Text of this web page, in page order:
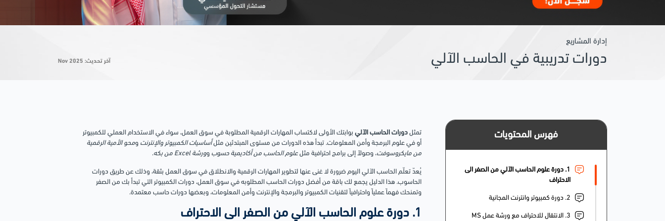
إدارة المشاريع
دورات تدريبية في الحاسب الآلي آخر تحديث: Nov 2025
فهرس المحتويات
1. دورة علوم الحاسب الآلي من الصفر الى
الاحتراف
2. دورة كمبيوتر وانترنت المجانية
3. الانتقال للاحتراف مع ورشة عمل MS
تمثلدورات الحاسب الآلي بوابتك الأولى لاكتساب المهارات الرقمية المطلوبة في سوق العمل، سواء في الاستخدام العملي للكمبيوتر
أو في علوم البرمجة وأمن المعلومات. تبدأ هذه الدورات من مستوى المبتدئين مثلأساسيات الكمبيوتر والإنترنت ومحو الأمية الرقمية
من مايكروسوفت، وصولاً إلى برامج احترافية مثلعلوم الحاسب من أكاديمية حسوب وورشة Excel من بكه .
يُعدّ تعلّم الحاسب الآلي اليوم ضرورة لا غنى عنها لتطوير المهارات الرقمية والانطلاق في سوق العمل بثقة، وذلك عن طريق دورات
الحاسوب. هذا الدليل يجمع لك باقة من أفضل دورات الحاسب المطلوبه في سوق العمل، دورات الكمبيوتر التي تبدأ بك من الصفر
وتمنحك فهماً عملياً واحترافياً لتقنيات الكمبيوتر والبرمجة والإنترنت وأمن المعلومات، وبعضها دورات حاسب معتمدة.
1. دورة علوم الحاسب الآلي من الصفر الى الاحتراف